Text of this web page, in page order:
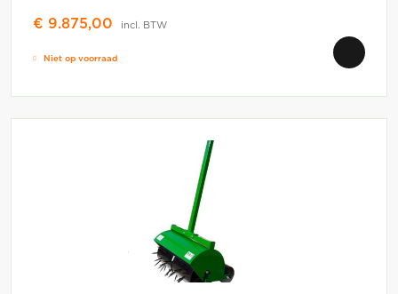
€ 9.875,00 incl. BTW
Niet op voorraad